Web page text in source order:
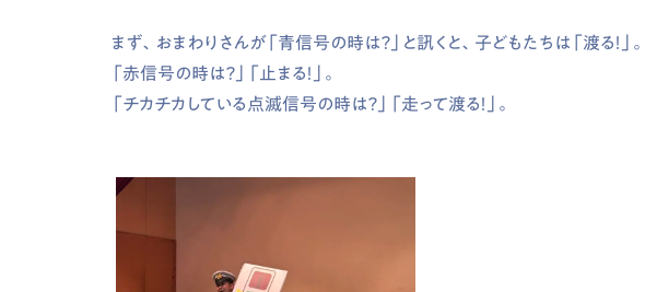
まず、おまわりさんが「青信号の時は？」と訊くと、子どもたちは「渡る！」。
「赤信号の時は？」「止まる！」。
「チカチカしている点滅信号の時は？」「走って渡る！」。